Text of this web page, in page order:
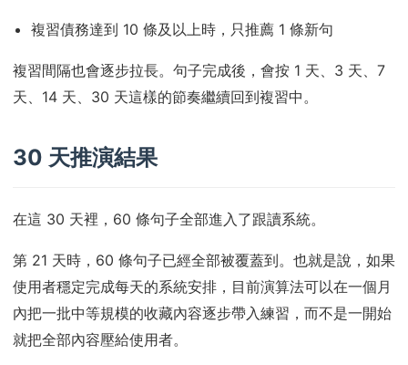
複習債務達到 10 條及以上時，只推薦 1 條新句
複習間隔也會逐步拉長。句子完成後，會按 1 天、3 天、7
天、14 天、30 天這樣的節奏繼續回到複習中。
30 天推演結果
在這 30 天裡，60 條句子全部進入了跟讀系統。
第 21 天時，60 條句子已經全部被覆蓋到。也就是說，如果
使用者穩定完成每天的系統安排，目前演算法可以在一個月
內把一批中等規模的收藏內容逐步帶入練習，而不是一開始
就把全部內容壓給使用者。